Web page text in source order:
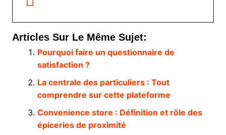
Articles Sur Le Même Sujet:
Pourquoi faire un questionnaire de
satisfaction ?
La centrale des particuliers : Tout
comprendre sur cette plateforme
Convenience store : Définition et rôle des
épiceries de proximité